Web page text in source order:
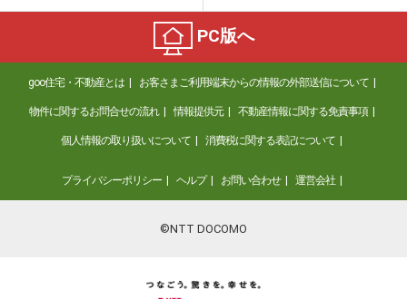
4,499万円
住 所
千葉県柏市花野井
専有面積 71m²
間取り
3LDK
千葉県流山市加２丁目
価 格
5,790万円
住 所
千葉県流山市加２丁目
75.3m²
千葉県流山市加２丁目
PC版へ
goo住宅・不動産とは お客さまご利用端末からの情報の外部送信について
物件に関するお問合せの流れ 情報提供元 不動産情報に関する免責事項
個人情報の取り扱いについて 消費税に関する表記について
プライバシーポリシー ヘルプ お問い合わせ 運営会社
©NTT DOCOMO